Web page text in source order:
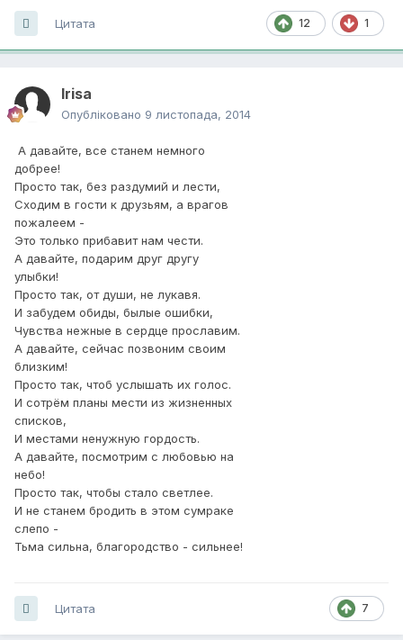
12 1
Цитата
Irisa
Опубліковано 9 листопада, 2014
А давайте, все станем немного
добрее!
Просто так, без раздумий и лести,
Сходим в гости к друзьям, а врагов
пожалеем -
Это только прибавит нам чести.
А давайте, подарим друг другу
улыбки!
Просто так, от души, не лукавя.
И забудем обиды, былые ошибки,
Чувства нежные в сердце прославим.
А давайте, сейчас позвоним своим
близким!
Просто так, чтоб услышать их голос.
И сотрём планы мести из жизненных
списков,
И местами ненужную гордость.
А давайте, посмотрим с любовью на
небо!
Просто так, чтобы стало светлее.
И не станем бродить в этом сумраке
слепо -
Тьма сильна, благородство - сильнее!
7
Цитата